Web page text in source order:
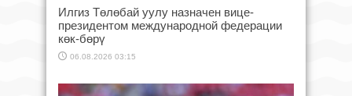
Илгиз Төлөбай уулу назначен вице-
президентом международной федерации
көк-бөрү
06.08.2026 03:15